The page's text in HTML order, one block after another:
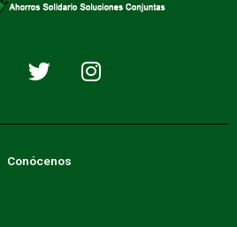
T
w
t
e
I
n
t
Conócenos